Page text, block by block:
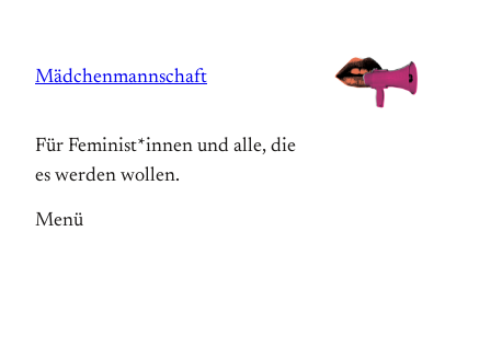
springen
Mädchenmannschaft
Für Feminist*innen und alle, die
es werden wollen.
Menü